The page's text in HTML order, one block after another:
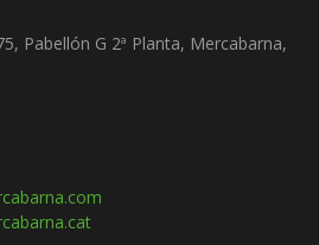
Pabellón G 2ª Planta, Mercabarna,